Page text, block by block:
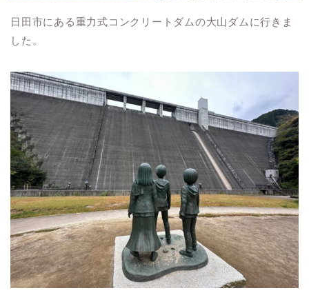
日田市にある重力式コンクリートダムの大山ダムに行きま
した。